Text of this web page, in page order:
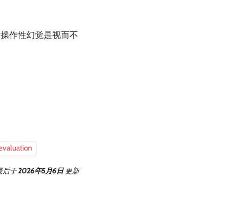
作性幻觉是视而不
后于2026年5月6日 更新